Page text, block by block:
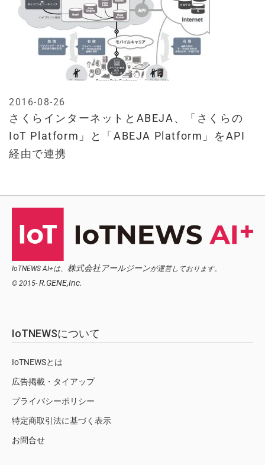
さくらインターネットとABEJA、「さくらの
IoT Platform」と「ABEJA Platform」をAPI
経由で連携
2016-08-26
IoTNEWS AI+は、 株式会社アールジーンが運営しております。
© 2015- R.GENE,Inc.
IoTNEWSについて
IoTNEWSとは
広告掲載・タイアップ
プライバシーポリシー
特定商取引法に基づく表示
お問合せ